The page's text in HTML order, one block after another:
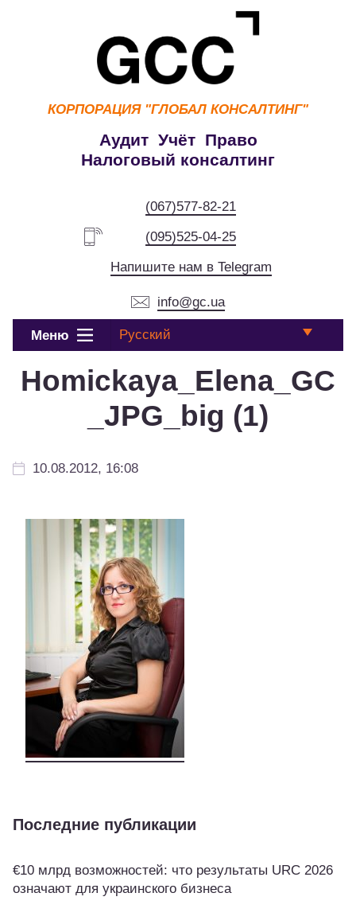
КОРПОРАЦИЯ "ГЛОБАЛ КОНСАЛТИНГ"
Аудит Учёт Право
Налоговый консалтинг
(067)577-82-21
(095)525-04-25
Напишите нам в Telegram
info@gc.ua
Меню Русский
Homickaya_Elena_GC
_JPG_big (1)
10.08.2012, 16:08
Последние публикации
€10 млрд возможностей: что результаты URC 2026
означают для украинского бизнеса